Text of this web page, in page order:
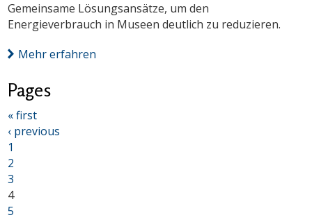
Gemeinsame Lösungsansätze, um den
Energieverbrauch in Museen deutlich zu reduzieren.
Mehr erfahren
Pages
« first
‹ previous
1
2
3
4
5